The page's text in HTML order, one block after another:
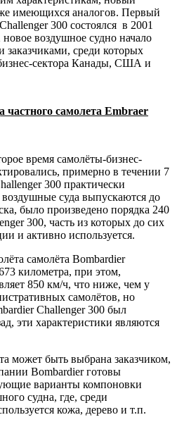
имеющихся аналогов. Первый
300 состоялся в 2001
новое воздушное судно начало
заказчиками, среди которых
сектора Канады, США и
частного самолета Embraer
время самолёты-бизнес-
примерно в течении 7
300 практически
суда выпускаются до
было произведено порядка 240
300, часть из которых до сих
и активно используется.
самолёта Bombardier
километра, при этом,
850 км/ч, что ниже, чем у
самолётов, но
Challenger 300 был
эти характеристики являются
может быть выбрана заказчиком,
Bombardier готовы
варианты компоновки
судна, где, среди
кожа, дерево и т.п.